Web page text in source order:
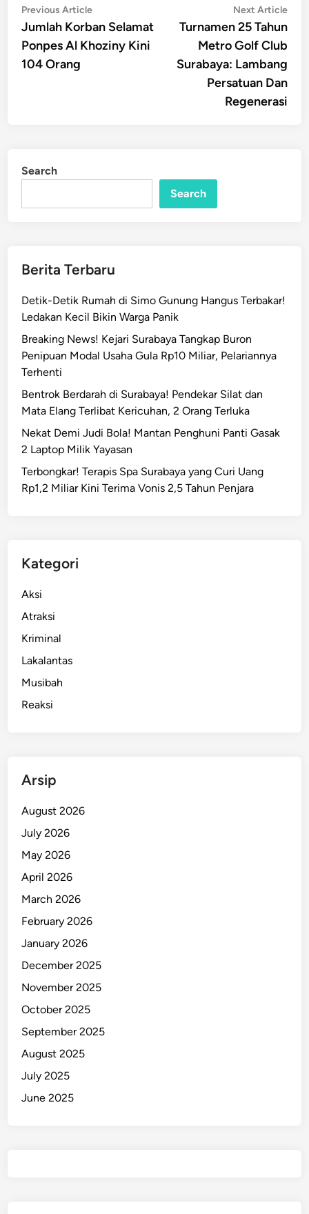
Post
navigation
Previous ArticlePrevious
article:
Jumlah Korban Selamat
Ponpes Al Khoziny Kini
104 Orang
Next Article
Turnamen 25 Tahun
Metro Golf Club
Surabaya: Lambang
Persatuan Dan
Regenerasi
Search
Search
Berita Terbaru
Detik-Detik Rumah di Simo Gunung Hangus Terbakar!
Ledakan Kecil Bikin Warga Panik
Breaking News! Kejari Surabaya Tangkap Buron
Penipuan Modal Usaha Gula Rp10 Miliar, Pelariannya
Terhenti
Bentrok Berdarah di Surabaya! Pendekar Silat dan
Mata Elang Terlibat Kericuhan, 2 Orang Terluka
Nekat Demi Judi Bola! Mantan Penghuni Panti Gasak
2 Laptop Milik Yayasan
Terbongkar! Terapis Spa Surabaya yang Curi Uang
Rp1,2 Miliar Kini Terima Vonis 2,5 Tahun Penjara
Kategori
Aksi
Atraksi
Kriminal
Lakalantas
Musibah
Reaksi
Arsip
August 2026
July 2026
May 2026
April 2026
March 2026
February 2026
January 2026
December 2025
November 2025
October 2025
September 2025
August 2025
July 2025
June 2025